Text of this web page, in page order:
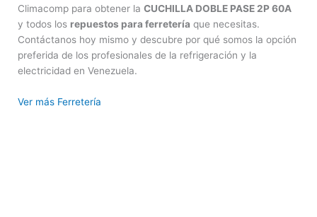
Climacomp para obtener la CUCHILLA DOBLE PASE 2P 60A
y todos los repuestos para ferretería que necesitas.
Contáctanos hoy mismo y descubre por qué somos la opción
preferida de los profesionales de la refrigeración y la
electricidad en Venezuela.
Ver más Ferretería